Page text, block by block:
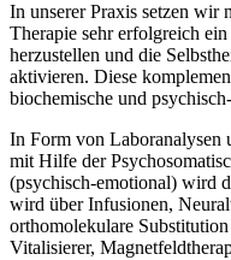
In unserer Praxis setzen wir
Therapie sehr erfolgreich
herzustellen und die
aktivieren. Diese
biochemische und
In Form von Laboranalysen
mit Hilfe der
(psychisch-emotional) wird
wird über Infusionen,
orthomolekulare
Vitalisierer,